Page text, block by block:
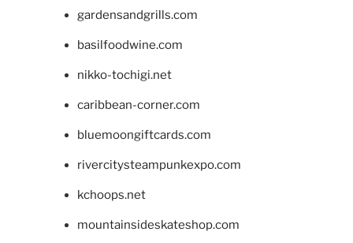
gardensandgrills.com
basilfoodwine.com
nikko-tochigi.net
caribbean-corner.com
bluemoongiftcards.com
rivercitysteampunkexpo.com
kchoops.net
mountainsideskateshop.com